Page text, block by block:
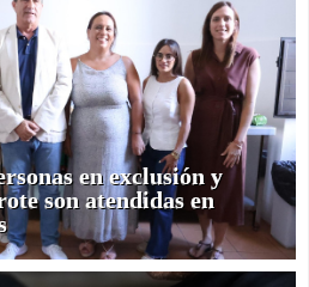
en exclusión y
son atendidas en